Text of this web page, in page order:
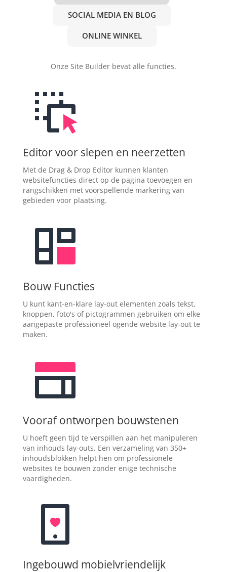
SOCIAL MEDIA EN BLOG
ONLINE WINKEL
Onze Site Builder bevat alle functies.
Editor voor slepen en neerzetten
Met de Drag & Drop Editor kunnen klanten
websitefuncties direct op de pagina toevoegen en
rangschikken met voorspellende markering van
gebieden voor plaatsing.
Bouw Functies
U kunt kant-en-klare lay-out elementen zoals tekst,
knoppen, foto's of pictogrammen gebruiken om elke
aangepaste professioneel ogende website lay-out te
maken.
Vooraf ontworpen bouwstenen
U hoeft geen tijd te verspillen aan het manipuleren
van inhouds lay-outs. Een verzameling van 350+
inhoudsblokken helpt hen om professionele
websites te bouwen zonder enige technische
vaardigheden.
Ingebouwd mobielvriendelijk